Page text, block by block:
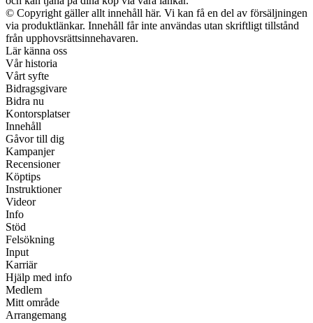
© Copyright gäller allt innehåll här. Vi kan få en del av försäljningen
via produktlänkar. Innehåll får inte användas utan skriftligt tillstånd
från upphovsrättsinnehavaren.
Lär känna oss
Vår historia
Vårt syfte
Bidragsgivare
Bidra nu
Kontorsplatser
Innehåll
Gåvor till dig
Kampanjer
Recensioner
Köptips
Instruktioner
Videor
Info
Stöd
Felsökning
Input
Karriär
Hjälp med info
Medlem
Mitt område
Arrangemang